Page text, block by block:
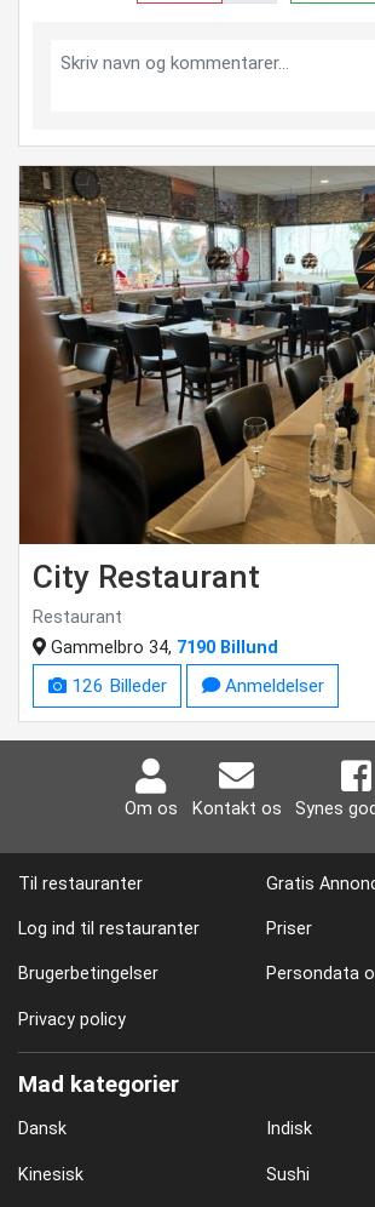
City Restaurant
Restaurant
Gammelbro 34, 7190 Billund
126 Billeder Anmeldelser
Om os Kontakt os Synes
Til restauranter Gratis
Log ind til restauranter Priser
Brugerbetingelser Persondata
Privacy policy
Mad kategorier
Dansk Indisk
Kinesisk Sushi